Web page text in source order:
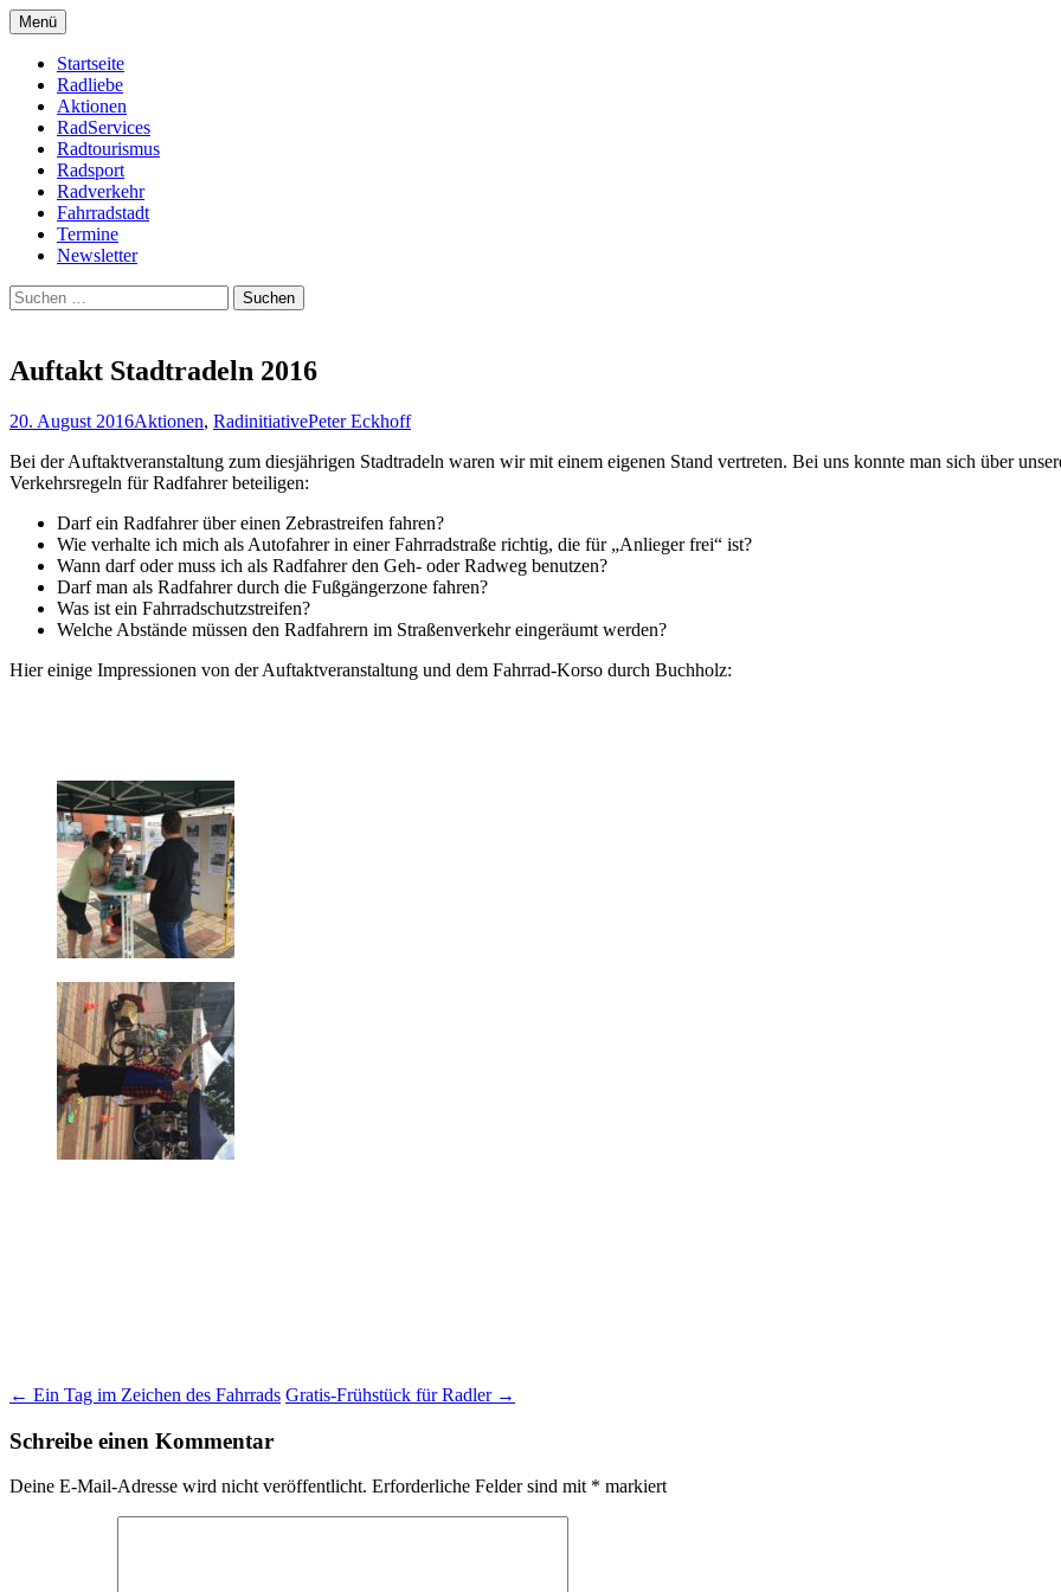
Zum
Inhalt
springen
Buchholz fährt Rad e.V.
Menü
Startseite
Radliebe
Aktionen
RadServices
Radtourismus
Radsport
Radverkehr
Fahrradstadt
Termine
Newsletter
Suchen
nach:
Auftakt Stadtradeln 2016
20. August 2016Aktionen, RadinitiativePeter Eckhoff
Bei der Auftaktveranstaltung zum diesjährigen Stadtradeln waren wir mit einem eigenen Stand vertreten. Bei uns konnte man sich über
Verkehrsregeln für Radfahrer beteiligen:
Darf ein Radfahrer über einen Zebrastreifen fahren?
Wie verhalte ich mich als Autofahrer in einer Fahrradstraße richtig, die für „Anlieger frei“ ist?
Wann darf oder muss ich als Radfahrer den Geh- oder Radweg benutzen?
Darf man als Radfahrer durch die Fußgängerzone fahren?
Was ist ein Fahrradschutzstreifen?
Welche Abstände müssen den Radfahrern im Straßenverkehr eingeräumt werden?
Hier einige Impressionen von der Auftaktveranstaltung und dem Fahrrad-Korso durch Buchholz:
Beitragsnavigation
← Ein Tag im Zeichen des Fahrrads Gratis-Frühstück für Radler →
Schreibe einen Kommentar
Deine E-Mail-Adresse wird nicht veröffentlicht. Erforderliche Felder sind mit * markiert